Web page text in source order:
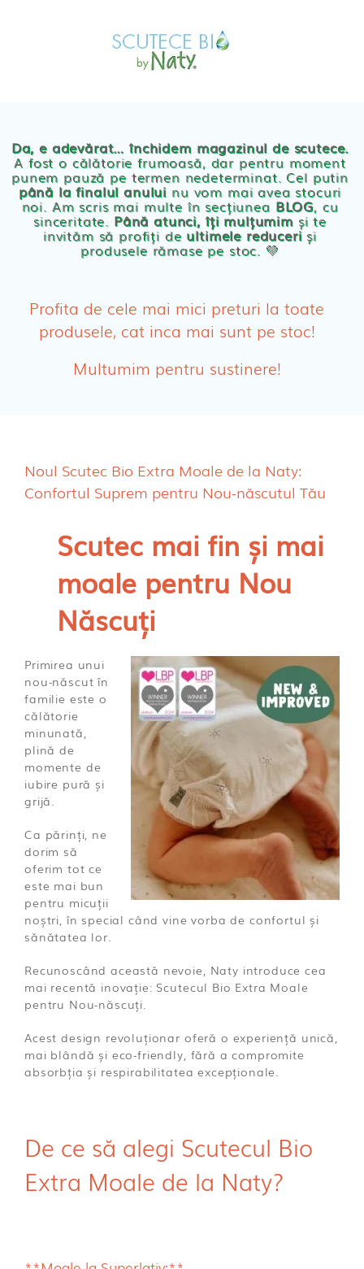
PRODUSE BEBE
Servetele umede ecologice
Cosmetice BEBE
Olita Bio Naty
PRODUSE FEMEI
Absorbante Post-Natale
Absorbante Incontinenta Urinara
Dischete alaptare
Da, e adevărat… închidem magazinul de scutece.
A fost o călătorie frumoasă, dar pentru moment
punem pauză pe termen nedeterminat. Cel putin
până la finalul anului nu vom mai avea stocuri
noi. Am scris mai multe în secțiunea BLOG, cu
sinceritate. Până atunci, îți mulțumimși te
invităm să profiți de ultimele reduceriși
produsele rămase pe stoc. 💛
Profita de cele mai mici preturi la toate
produsele, cat inca mai sunt pe stoc!
Multumim pentru sustinere!
Noul Scutec Bio Extra Moale de la Naty:
Confortul Suprem pentru Nou-născutul Tău
Scutec mai fin și mai
moale pentru Nou
Născuți
Primirea unui
nou-născut în
familie este o
călătorie
minunată,
plină de
momente de
iubire pură și
grijă.
Ca părinți, ne
dorim să
oferim tot ce
este mai bun
pentru micuții
noștri, în special când vine vorba de confortul și
sănătatea lor.
Recunoscând această nevoie, Naty introduce cea
mai recentă inovație: Scutecul Bio Extra Moale
pentru Nou-născuți.
Acest design revoluționar oferă o experiență unică,
mai blândă și eco-friendly, fără a compromite
absorbția și respirabilitatea excepționale.
De ce să alegi Scutecul Bio
Extra Moale de la Naty?